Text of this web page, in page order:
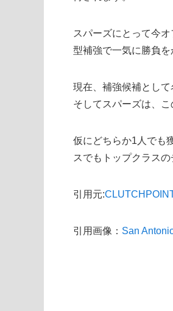
スパーズにとって今
型補強で一気に勝負を
現在、補強候補とし
そしてスパーズは、
仮にどちらか1人でも
スでもトップクラス
引用元:
引用画像： San